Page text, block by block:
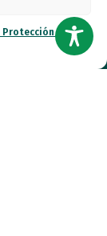
Protección de